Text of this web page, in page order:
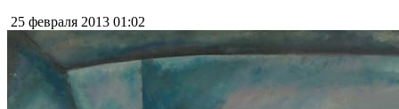
25 февраля 2013 01:02